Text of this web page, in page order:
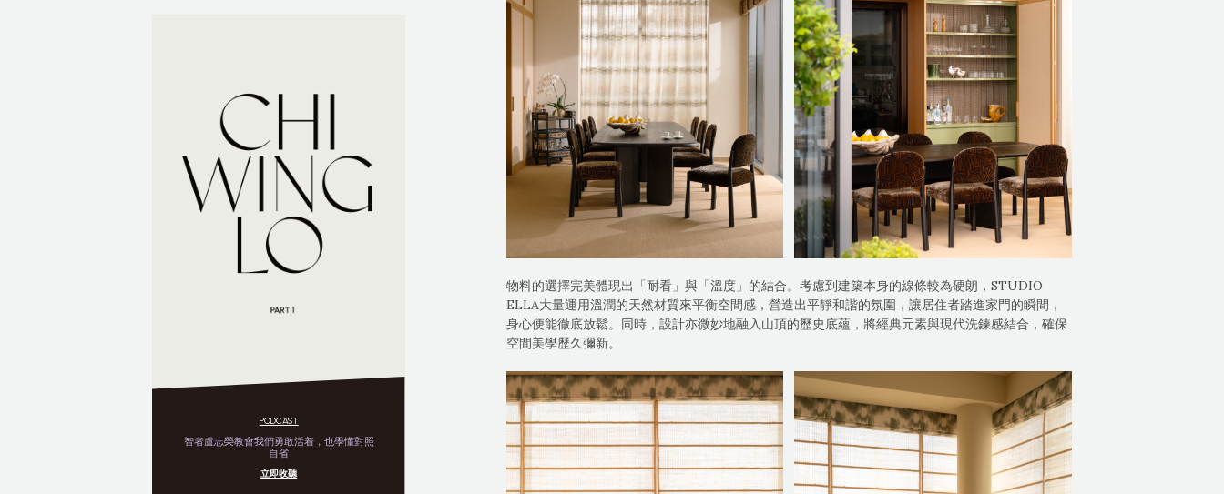
PODCAST
智者盧志榮教會我們勇敢活着，也學懂對照
自省
立即收聽
物料的選擇完美體現出「耐看」與「溫度」的結合。考慮到建築本身的線條較為硬朗，STUDIO
ELLA大量運用溫潤的天然材質來平衡空間感，營造出平靜和諧的氛圍，讓居住者踏進家門的瞬間，
身心便能徹底放鬆。同時，設計亦微妙地融入山頂的歷史底蘊，將經典元素與現代洗鍊感結合，確保
空間美學歷久彌新。